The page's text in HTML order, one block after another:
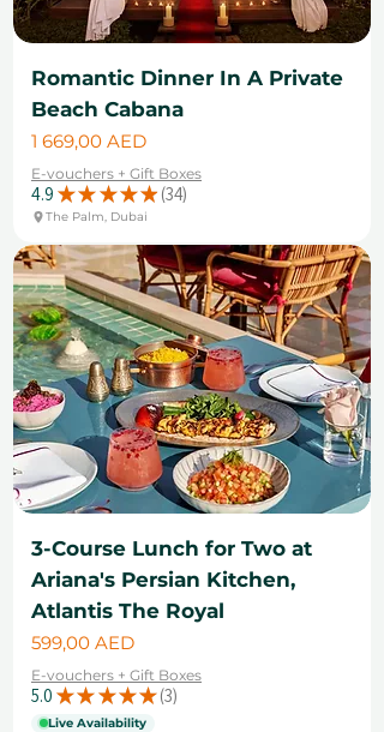
Romantic Dinner In A Private
Beach Cabana
Цена
1 669,00 AED
E-vouchers + Gift Boxes
4.9 ★ ★ ★ ★ ★ 34
34
The Palm, Dubai
3-Course Lunch for Two at
Ariana's Persian Kitchen,
Atlantis The Royal
Цена
599,00 AED
E-vouchers + Gift Boxes
5.0 ★ ★ ★ ★ ★ 3
3
Live Availability